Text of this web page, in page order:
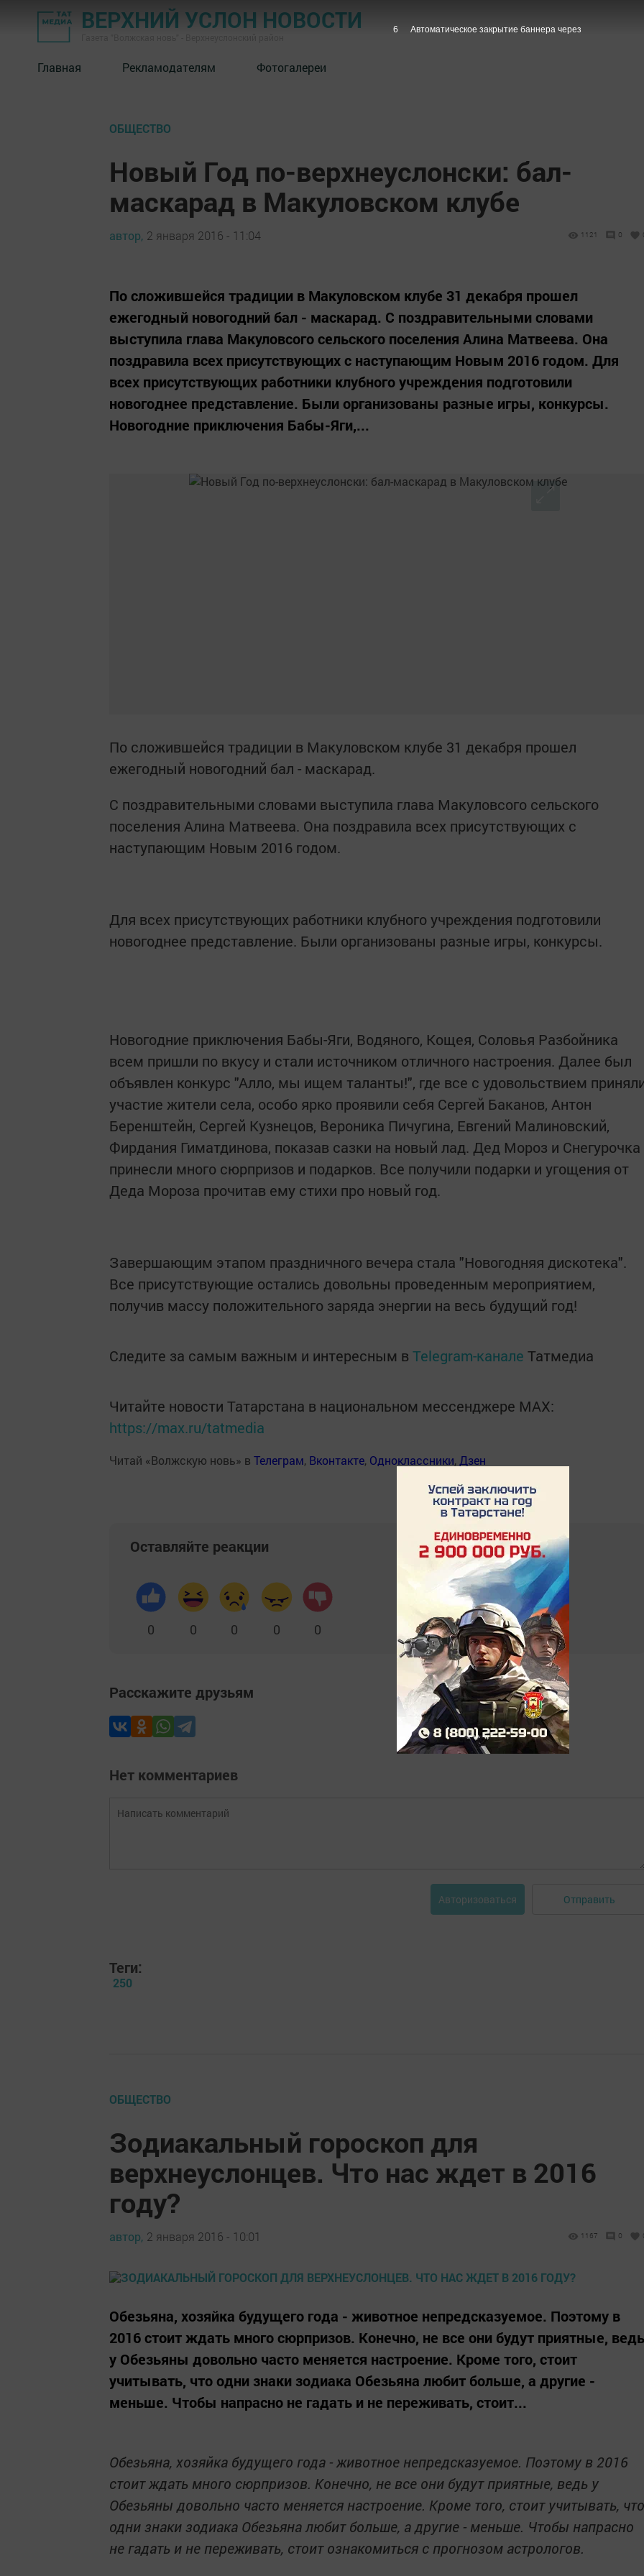
ВЕРХНИЙ УСЛОН НОВОСТИ
Главная Рекламодателям Фотогалереи
ОБЩЕСТВО
Новый Год по-верхнеуслонски: бал-
маскарад в Макуловском клубе
автор, 2 января 2016 - 11:04 1121 0
По сложившейся традиции в Макуловском клубе 31 декабря прошел
ежегодный новогодний бал - маскарад. С поздравительными словами
выступила глава Макуловсого сельского поселения Алина Матвеева. Она
поздравила всех присутствующих с наступающим Новым 2016 годом. Для
всех присутствующих работники клубного учреждения подготовили
новогоднее представление. Были организованы разные игры, конкурсы.
Новогодние приключения Бабы-Яги,...
По сложившейся традиции в Макуловском клубе 31 декабря прошел
ежегодный новогодний бал - маскарад.
С поздравительными словами выступила глава Макуловсого сельского
поселения Алина Матвеева. Она поздравила всех присутствующих с
наступающим Новым 2016 годом.
Для всех присутствующих работники клубного учреждения подготовили
новогоднее представление. Были организованы разные игры, конкурсы.
Новогодние приключения Бабы-Яги, Водяного, Кощея, Соловья Разбойника
всем пришли по вкусу и стали источником отличного настроения. Далее был
объявлен конкурс "Алло, мы ищем таланты!", где все с удовольствием
участие жители села, особо ярко проявили себя Сергей Баканов, Антон
Беренштейн, Сергей Кузнецов, Вероника Пичугина, Евгений Малиновский,
Фирдания Гиматдинова, показав сазки на новый лад. Дед Мороз и Снегурочка
принесли много сюрпризов и подарков. Все получили подарки и угощения от
Деда Мороза прочитав ему стихи про новый год.
Завершающим этапом праздничного вечера стала "Новогодняя дискотека".
Все присутствующие остались довольны проведенным мероприятием,
получив массу положительного заряда энергии на весь будущий год!
Следите за самым важным и интересным в Telegram-канале Татмедиа
Читайте новости Татарстана в национальном мессенджере MАХ:
https://max.ru/tatmedia
Читай «Волжскую новь» в Телеграм, Вконтакте, Одноклассники, Дзен
Оставляйте реакции
0 0 0 0 0
Расскажите друзьям
Нет комментариев
Авторизоваться Отправить
Теги:
250
ОБЩЕСТВО
Зодиакальный гороскоп для
верхнеуслонцев. Что нас ждет в 2016
году?
автор, 2 января 2016 - 10:01 1167 0
Обезьяна, хозяйка будущего года - животное непредсказуемое. Поэтому в
2016 стоит ждать много сюрпризов. Конечно, не все они будут приятные, ведь
у Обезьяны довольно часто меняется настроение. Кроме того, стоит
учитывать, что одни знаки зодиака Обезьяна любит больше, а другие -
меньше. Чтобы напрасно не гадать и не переживать, стоит...
Обезьяна, хозяйка будущего года - животное непредсказуемое. Поэтому в 2016
стоит ждать много сюрпризов. Конечно, не все они будут приятные, ведь у
Обезьяны довольно часто меняется настроение. Кроме того, стоит учитывать, что
одни знаки зодиака Обезьяна любит больше, а другие - меньше. Чтобы напрасно
не гадать и не переживать, стоит ознакомиться с прогнозом астрологов.
5 Автоматическое закрытие баннера через